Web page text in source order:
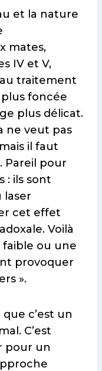
et la nature
mates,
IV et V,
traitement
foncée
plus délicat.
ne veut pas
il faut
Pareil pour
: ils sont
laser
cet effet
Voilà
ou une
provoquer
».
c’est un
C’est
pour un